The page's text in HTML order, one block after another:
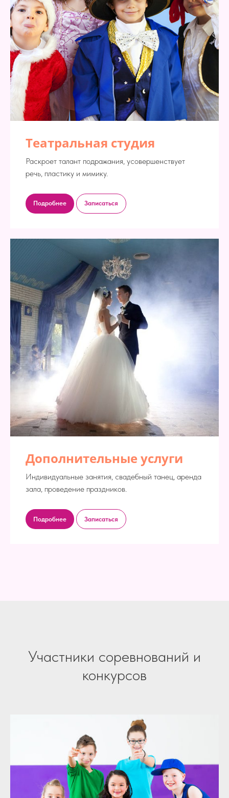
Театральная студия
Раскроет талант подражания, усовершенствует
речь, пластику и мимику.
Подробнее Записаться
Дополнительные услуги
Индивидуальные занятия, свадебный танец, аренда
зала, проведение праздников.
Подробнее Записаться
Участники соревнований и
конкурсов